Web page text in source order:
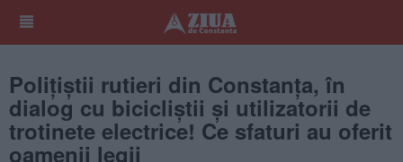
Polițiștii rutieri din Constanța, în
dialog cu bicicliștii și utilizatorii de
trotinete electrice! Ce sfaturi au oferit
oamenii legii